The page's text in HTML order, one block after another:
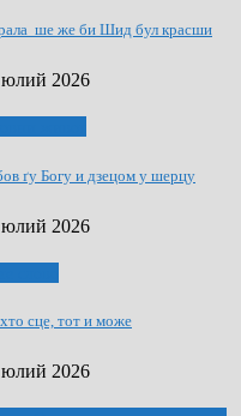
ше же би Шид бул красши
юлий 2026
ґу Богу и дзецом у шерцу
юлий 2026
сце, тот и може
юлий 2026